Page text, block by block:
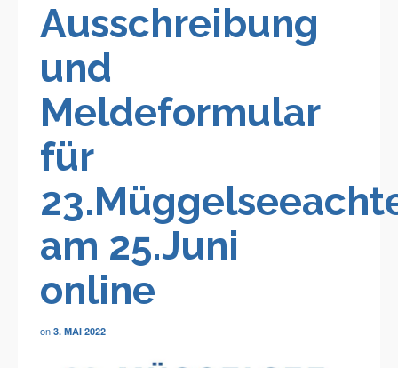
Ausschreibung
und
Meldeformular
für
am 25.Juni
online
on 3. MAI 2022